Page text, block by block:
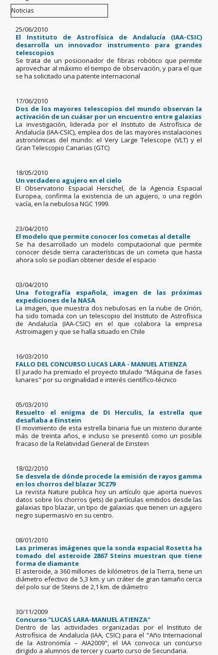
25/06/2010
El Instituto de Astrofísica de Andalucía (IAA-CSIC)
desarrolla un innovador instrumento para grandes
telescopios
Se trata de un posicionador de fibras robótico que permite
aprovechar al máximo el tiempo de observación, y para el que
se ha solicitado una patente internacional
17/06/2010
Dos de los mayores telescopios del mundo observan la
activación de un cuásar por un encuentro entre galaxias
La investigación, liderada por el Instituto de Astrofísica de
Andalucía (IAA-CSIC), emplea dos de las mayores instalaciones
astronómicas del mundo: el Very Large Telescope (VLT) y el
Gran Telescopio Canarias (GTC)
18/05/2010
Un verdadero agujero en el cielo
El Observatorio Espacial Herschel, de la Agencia Espacial
Europea, confirma la existencia de un agujero, o una región
vacía, en la nebulosa NGC 1999.
23/04/2010
El modelo que permite conocer los cometas al detalle
Se ha desarrollado un modelo computacional que permite
conocer desde tierra características de un cometa que hasta
ahora solo se podían obtener desde el espacio
03/04/2010
Una fotografía española, imagen de las próximas
expediciones de la NASA
La imagen, que muestra dos nebulosas en la nube de Orión,
ha sido tomada con un telescopio del Instituto de Astrofísica
de Andalucía (IAA-CSIC) en el que colabora la empresa
Astroimagen y que se halla situado en Chile
16/03/2010
FALLO DEL CONCURSO LUCAS LARA - MANUEL ATIENZA
El jurado ha premiado el proyecto titulado "Máquina de fases
lunares" por su originalidad e interés científico-técnico
05/03/2010
Resuelto el enigma de DI Herculis, la estrella que
desafiaba a Einstein
El movimiento de esta estrella binaria fue un misterio durante
más de treinta años, e incluso se presentó como un posible
fracaso de la Relatividad General de Einstein
18/02/2010
Se desvela de dónde procede la emisión de rayos gamma
en los chorros del blazar 3C279
La revista Nature publica hoy un artículo que aporta nuevos
datos sobre los chorros (jets) de partículas emitidos desde las
galaxias tipo blazar, un tipo de galaxias que tienen un agujero
negro supermasivo en su centro.
08/01/2010
Las primeras imágenes que la sonda espacial Rosetta ha
tomado del asteroide 2867 Steins muestran que tiene
forma de diamante
El asteroide, a 360 millones de kilómetros de la Tierra, tiene un
diámetro efectivo de 5,3 km. y un cráter de gran tamaño cerca
del polo sur de Steins de 2,1 km. de diámetro
30/11/2009
Concurso "LUCAS LARA-MANUEL ATIENZA"
Dentro de las actividades organizadas por el Instituto de
Astrofísica de Andalucía (IAA, CSIC) para el "Año Internacional
de la Astronomía – AIA2009", el IAA convoca un concurso
dirigido a alumnos de tercer y cuarto curso de Secundaria.